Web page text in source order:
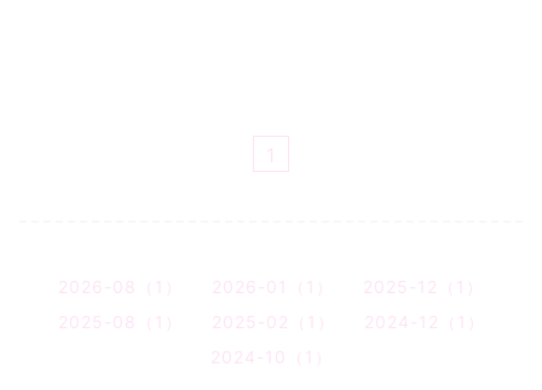
1
2026-08（1） 2026-01（1）
2025-12（1）
2025-08（1）
2025-02（1）
2024-12（1）
2024-10（1）